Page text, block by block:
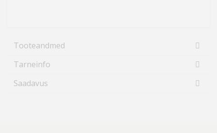
Tooteandmed
Tarneinfo
Saadavus